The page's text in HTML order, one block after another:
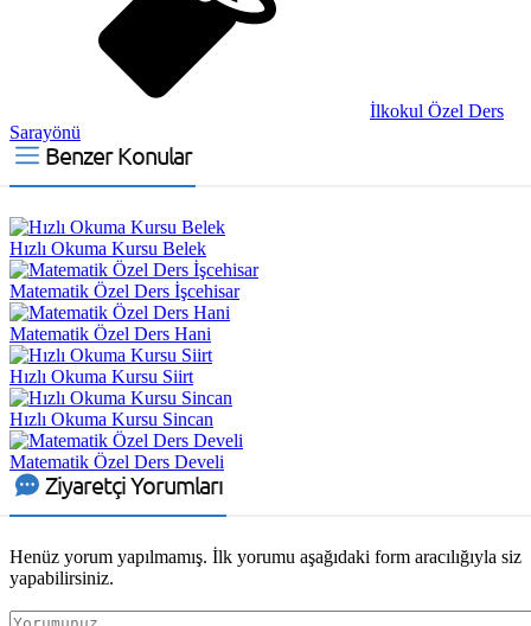
İlkokul Özel Ders
Sarayönü
Benzer Konular
Hızlı Okuma Kursu Belek
Matematik Özel Ders İşcehisar
Matematik Özel Ders Hani
Hızlı Okuma Kursu Siirt
Hızlı Okuma Kursu Sincan
Matematik Özel Ders Develi
Ziyaretçi Yorumları
Henüz yorum yapılmamış. İlk yorumu aşağıdaki form aracılığıyla siz
yapabilirsiniz.